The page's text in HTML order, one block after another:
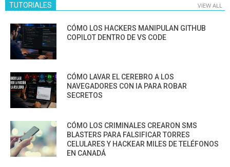
TUTORIALES VIEW ALL
CÓMO LOS HACKERS MANIPULAN GITHUB
COPILOT DENTRO DE VS CODE
CÓMO LAVAR EL CEREBRO A LOS
NAVEGADORES CON IA PARA ROBAR
SECRETOS
CÓMO LOS CRIMINALES CREARON SMS
BLASTERS PARA FALSIFICAR TORRES
CELULARES Y HACKEAR MILES DE TELÉFONOS
EN CANADÁ